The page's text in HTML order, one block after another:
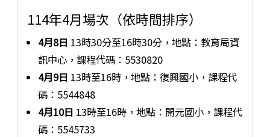
114年4月場次（依時間排序）
4月8日 13時30分至16時30分，地點：教育局資
訊中心，課程代碼：5530820
4月9日 13時至16時，地點：復興國小，課程代
碼：5544848
4月10日 13時至16時，地點：開元國小，課程代
碼：5545733